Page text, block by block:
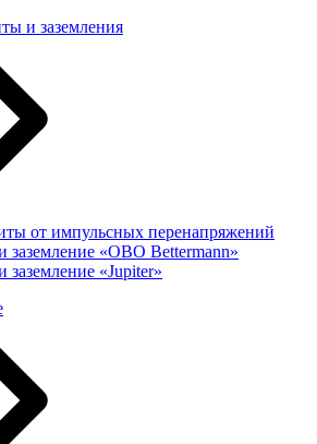
и заземления
от импульсных перенапряжений
«OBO Bettermann»
«Jupiter»